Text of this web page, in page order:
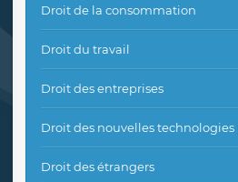
Droit de la consommation
Droit du travail
Droit des entreprises
Droit des nouvelles technologies
Droit des étrangers